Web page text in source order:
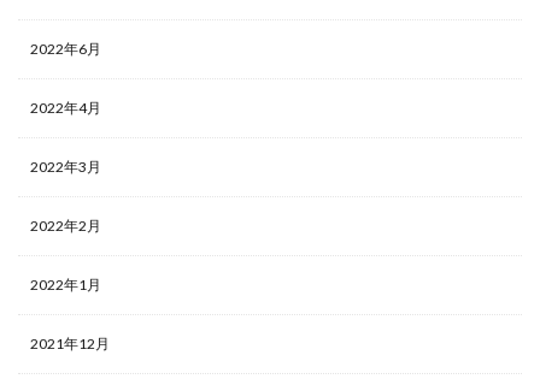
2022年6月
2022年4月
2022年3月
2022年2月
2022年1月
2021年12月